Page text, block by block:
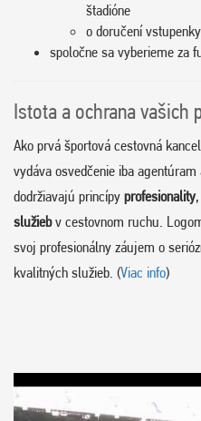
štadióne
o doručení vstupenky
spoločne sa vyberieme za
Istota a ochrana vašich
Ako prvá športová cestovná
vydáva osvedčenie iba
dodržiavajú princípy profesionality,
služiebv cestovnom ruchu.
svoj profesionálny záujem o
kvalitných služieb. (Viac info)